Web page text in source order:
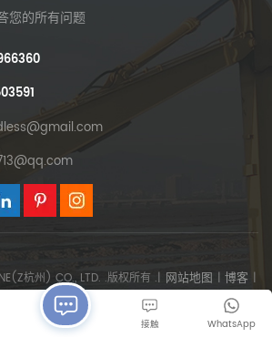
您的所有问题
杭州) CO., LTD. .版权所有 .| 网站地图 | 博客 |
网络
WhatsApp
接触